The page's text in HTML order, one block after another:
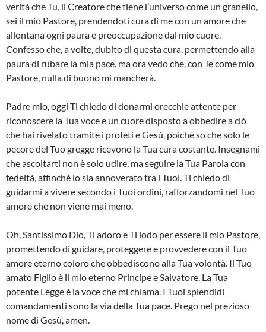
verità che Tu, il Creatore che tiene l’universo come un granello,
sei il mio Pastore, prendendoti cura di me con un amore che
allontana ogni paura e preoccupazione dal mio cuore.
Confesso che, a volte, dubito di questa cura, permettendo alla
paura di rubare la mia pace, ma ora vedo che, con Te come mio
Pastore, nulla di buono mi mancherà.
Padre mio, oggi Ti chiedo di donarmi orecchie attente per
riconoscere la Tua voce e un cuore disposto a obbedire a ciò
che hai rivelato tramite i profeti e Gesù, poiché so che solo le
pecore del Tuo gregge ricevono la Tua cura costante. Insegnami
che ascoltarti non è solo udire, ma seguire la Tua Parola con
fedeltà, affinché io sia annoverato tra i Tuoi. Ti chiedo di
guidarmi a vivere secondo i Tuoi ordini, rafforzandomi nel Tuo
amore che non viene mai meno.
Oh, Santissimo Dio, Ti adoro e Ti lodo per essere il mio Pastore,
promettendo di guidare, proteggere e provvedere con il Tuo
amore eterno coloro che obbediscono alla Tua volontà. Il Tuo
amato Figlio è il mio eterno Principe e Salvatore. La Tua
potente Legge è la voce che mi chiama. I Tuoi splendidi
comandamenti sono la via della Tua pace. Prego nel prezioso
nome di Gesù, amen.